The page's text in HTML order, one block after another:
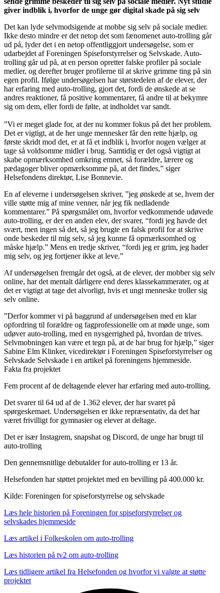
giver indblik i, hvorfor de unge gør digital skade på sig selv
Det kan lyde selvmodsigende at mobbe sig selv på sociale medier.
Ikke desto mindre er det netop det som fænomenet auto-trolling går
ud på, lyder det i en netop offentliggjort undersøgelse, som er
udarbejdet af Foreningen Spiseforstyrrelser og Selvskade. Auto-
trolling går ud på, at en person opretter falske profiler på sociale
medier, og derefter bruger profilerne til at skrive grimme ting på sin
egen profil. Ifølge undersøgelsen har størstedelen af de elever, der
har erfaring med auto-trolling, gjort det, fordi de ønskede at se
andres reaktioner, få positive kommentarer, få andre til at bekymre
sig om dem, eller fordi de følte, at indholdet var sandt.
”Vi er meget glade for, at der nu kommer fokus på det her problem.
Det er vigtigt, at de her unge mennesker får den rette hjælp, og
første skridt mod det, er at få et indblik i, hvorfor nogen vælger at
tage så voldsomme midler i brug. Samtidig er det også vigtigt at
skabe opmærksomhed omkring emnet, så forældre, lærere og
pædagoger bliver opmærksomme på, at det findes,” siger
Helsefondens direktør, Lise Bonnevie.
En af eleverne i undersøgelsen skriver, ”jeg ønskede at se, hvem der
ville støtte mig af mine venner, når jeg fik nedladende
kommentarer.” På spørgsmålet om, hvorfor vedkommende udøvede
auto-trolling, er der en anden elev, der svarer, “fordi jeg havde det
svært, men ingen så det, så jeg brugte en falsk profil for at skrive
onde beskeder til mig selv, så jeg kunne få opmærksomhed og
måske hjælp.” Mens en tredje skriver, “fordi jeg er grim, jeg hader
mig selv, og jeg fortjener ikke at leve.”
Af undersøgelsen fremgår det også, at de elever, der mobber sig selv
online, har det mentalt dårligere end deres klassekammerater, og at
det er vigtigt at tage det alvorligt, hvis et ungt menneske troller sig
selv online.
”Derfor kommer vi på baggrund af undersøgelsen med en klar
opfordring til forældre og fagprofessionelle om at møde unge, som
udøver auto-trolling, med en nysgerrighed på, hvordan de trives.
Selvmobningen kan være et tegn på, at de har brug for hjælp,” siger
Sabine Elm Klinker, vicedirektør i Foreningen Spiseforstyrrelser og
Selvskade Selvskade i en artikel på foreningens hjemmeside.
Fakta fra projektet
Fem procent af de deltagende elever har erfaring med auto-trolling.
Det svarer til 64 ud af de 1.362 elever, der har svaret på
spørgeskemaet. Undersøgelsen er ikke repræsentativ, da det har
været frivilligt for gymnasier og elever at deltage.
Det er især Instagrem, snapshat og Discord, de unge har brugt til
auto-trolling
Den gennemsnitlige debutalder for auto-trolling er 13 år.
Helsefonden har støttet projektet med en bevilling på 400.000 kr.
Kilde: Foreningen for spiseforstyrrelse og selvskade
Læs hele historien på Foreningen for spiseforstyrrelser og
selvskades hjemmeside
Læs artikel i Folkeskolen om auto-trolling
Læs historien på tv2 om auto-trolling
Læs tidligere artikel fra Helsefonden og hvorfor vi valgte at støtte
projektet